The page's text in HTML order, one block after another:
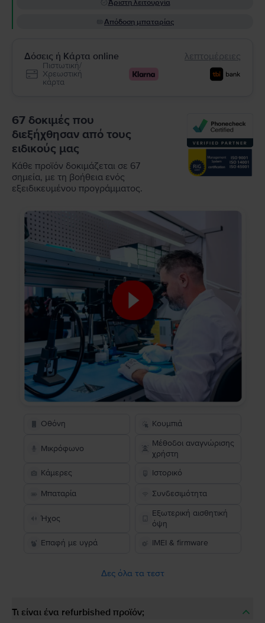
Άριστη λειτουργία
Απόδοση μπαταρίας
Δόσεις ή Κάρτα online λεπτομέρειες
Πιστωτική/
Χρεωστική
κάρτα
67 δοκιμές που
διεξήχθησαν από τους
ειδικούς μας
Κάθε προϊόν δοκιμάζεται σε 67
σημεία, με τη βοήθεια ενός
εξειδικευμένου προγράμματος.
Οθόνη Κουμπιά
Μικρόφωνο
Μέθοδοι αναγνώρισης
χρήστη
Κάμερες
Ιστορικό
Μπαταρία Συνδεσιμότητα
Ήχος
Εξωτερική αισθητική
όψη
Επαφή με υγρά
IMEI & firmware
Δες όλα τα τεστ
Τι είναι ένα refurbished προϊόν;